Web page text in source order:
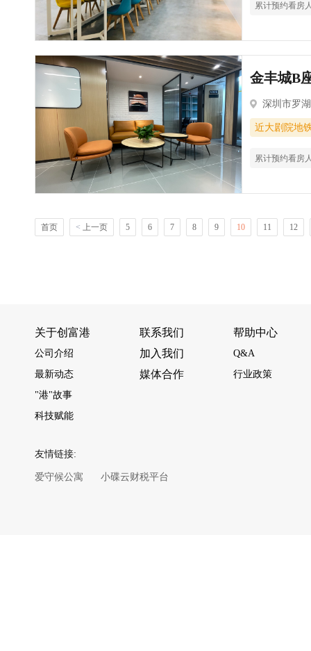
累计预约看房
金丰城B
深圳市罗
近大剧院地
累计预约看房
首页 < 上一页 5 6 7 8 9 10 11 12
关于创富港
公司介绍
最新动态
"港"故事
科技赋能
联系我们
加入我们
媒体合作
帮助中心
Q&A
行业政策
友情链接:
爱守候公寓 小碟云财税平台